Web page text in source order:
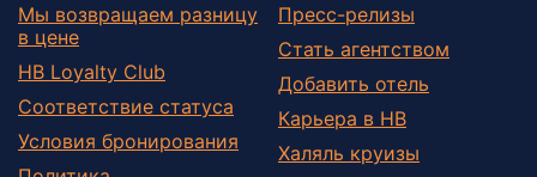
Мы возвращаем разницу
в цене
HB Loyalty Club
Соответствие статуса
Условия бронирования
Пресс-релизы
Стать агентством
Добавить отель
Карьера в HB
Халяль круизы